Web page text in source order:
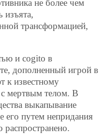
не более чем
изъята,
трансформацией,
и cogito в
дополненный игрой в
к известному
мертвым телом. В
выкапывание
его путем непридания
распространено.